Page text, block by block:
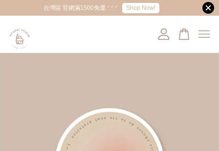
台灣區 官網滿1500免運.ᐟ.ᐟ.ᐟ Shop Now!
您的購物車目前還是空的。